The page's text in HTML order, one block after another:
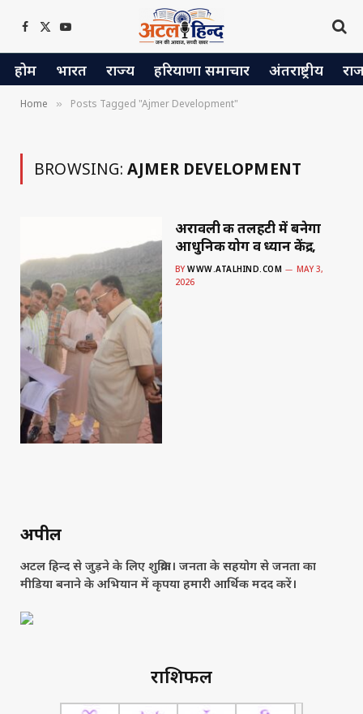
Facebook
X
(Twitter)
YouTube
होम भारत राज्य हरियाणा समाचार अंतराष्ट्रीय
Home » Posts Tagged "Ajmer Development"
BROWSING: AJMER DEVELOPMENT
अरावली की तलहटी में बनेगा
आधुनिक योग व ध्यान केंद्र,
BY WWW.ATALHIND.COM
MAY 3,
2026
अपील
अटल हिन्द से जुड़ने के लिए शुक्रिया। जनता के सहयोग से जनता का
मीडिया बनाने के अभियान में कृपया हमारी आर्थिक मदद करें।
राशिफल